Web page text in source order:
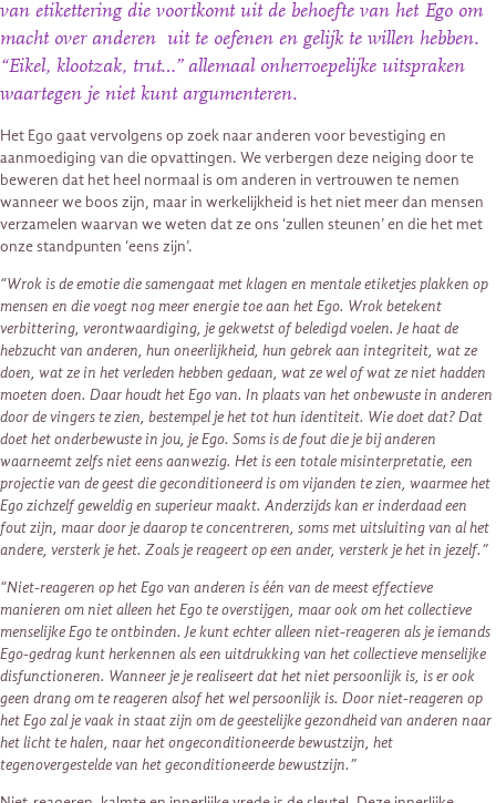
van etikettering die voortkomt uit de behoefte van het Ego om
macht over anderen uit te oefenen en gelijk te willen hebben.
“Eikel, klootzak, trut…” allemaal onherroepelijke uitspraken
waartegen je niet kunt argumenteren.
Het Ego gaat vervolgens op zoek naar anderen voor bevestiging en
aanmoediging van die opvattingen. We verbergen deze neiging door te
beweren dat het heel normaal is om anderen in vertrouwen te nemen
wanneer we boos zijn, maar in werkelijkheid is het niet meer dan mensen
verzamelen waarvan we weten dat ze ons ‘zullen steunen’ en die het met
onze standpunten ‘eens zijn’.
“Wrok is de emotie die samengaat met klagen en mentale etiketjes plakken op
mensen en die voegt nog meer energie toe aan het Ego. Wrok betekent
verbittering, verontwaardiging, je gekwetst of beledigd voelen. Je haat de
hebzucht van anderen, hun oneerlijkheid, hun gebrek aan integriteit, wat ze
doen, wat ze in het verleden hebben gedaan, wat ze wel of wat ze niet hadden
moeten doen. Daar houdt het Ego van. In plaats van het onbewuste in anderen
door de vingers te zien, bestempel je het tot hun identiteit. Wie doet dat? Dat
doet het onderbewuste in jou, je Ego. Soms is de fout die je bij anderen
waarneemt zelfs niet eens aanwezig. Het is een totale misinterpretatie, een
projectie van de geest die geconditioneerd is om vijanden te zien, waarmee het
Ego zichzelf geweldig en superieur maakt. Anderzijds kan er inderdaad een
fout zijn, maar door je daarop te concentreren, soms met uitsluiting van al het
andere, versterk je het. Zoals je reageert op een ander, versterk je het in jezelf.”
“Niet-reageren op het Ego van anderen is één van de meest effectieve
manieren om niet alleen het Ego te overstijgen, maar ook om het collectieve
menselijke Ego te ontbinden. Je kunt echter alleen niet-reageren als je iemands
Ego-gedrag kunt herkennen als een uitdrukking van het collectieve menselijke
disfunctioneren. Wanneer je je realiseert dat het niet persoonlijk is, is er ook
geen drang om te reageren alsof het wel persoonlijk is. Door niet-reageren op
het Ego zal je vaak in staat zijn om de geestelijke gezondheid van anderen naar
het licht te halen, naar het ongeconditioneerde bewustzijn, het
tegenovergestelde van het geconditioneerde bewustzijn.”